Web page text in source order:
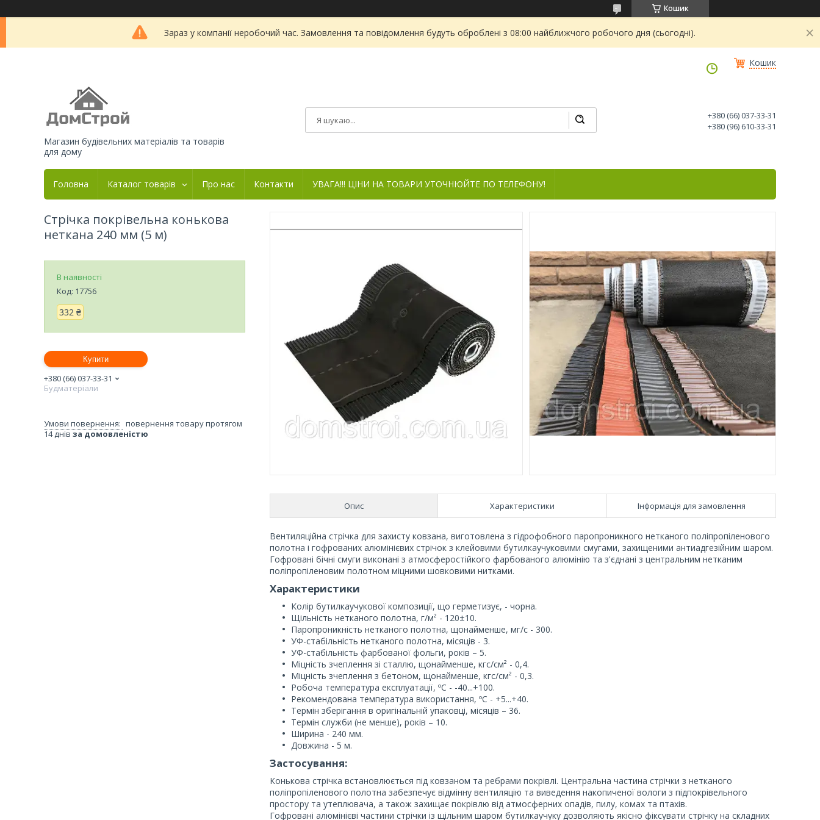
Кошик
Зараз у компанії неробочий час. Замовлення та повідомлення будуть оброблені з 08:00 найближчого робочого дня (сьогодні).
Кошик
Магазин будівельних матеріалів та товарів
для дому
+380 (66) 037-33-31
+380 (96) 610-33-31
Головна Каталог товарів Про нас Контакти УВАГА!!! ЦІНИ НА ТОВАРИ УТОЧНЮЙТЕ ПО ТЕЛЕФОНУ!
Опис Характеристики Інформація для замовлення
Вентиляційна стрічка для захисту ковзана, виготовлена ​​з гідрофобного паропроникного нетканого поліпропіленового
полотна і гофрованих алюмінієвих стрічок з клейовими бутилкаучуковими смугами, захищеними антиадгезійним шаром.
Гофровані бічні смуги виконані з атмосферостійкого фарбованого алюмінію та з'єднані з центральним нетканим
поліпропіленовим полотном міцними шовковими нитками.
Характеристики
Колір бутилкаучукової композиції, що герметизує, - чорна.
Щільність нетканого полотна, г/м² - 120±10.
Паропроникність нетканого полотна, щонайменше, мг/с - 300.
УФ-стабільність нетканого полотна, місяців - 3.
УФ-стабільність фарбованої фольги, років – 5.
Міцність зчеплення зі сталлю, щонайменше, кгс/см² - 0,4.
Міцність зчеплення з бетоном, щонайменше, кгс/см² - 0,3.
Робоча температура експлуатації, ºС - -40...+100.
Рекомендована температура використання, ºС - +5...+40.
Термін зберігання в оригінальній упаковці, місяців – 36.
Термін служби (не менше), років – 10.
Ширина - 240 мм.
Довжина - 5 м.
Застосування:
Конькова стрічка встановлюється під ковзаном та ребрами покрівлі. Центральна частина стрічки з нетканого
поліпропіленового полотна забезпечує відмінну вентиляцію та виведення накопиченої вологи з підпокрівельного
простору та утеплювача, а також захищає покрівлю від атмосферних опадів, пилу, комах та птахів.
Гофровані алюмінієві частини стрічки із щільним шаром бутилкаучуку дозволяють якісно фіксувати стрічку на складних
Стрічка покрівельна конькова
неткана 240 мм (5 м)
В наявності
Код: 17756
332 ₴
Купити
+380 (66) 037-33-31
Будматеріали
повернення товару протягом
14 днів за домовленістю